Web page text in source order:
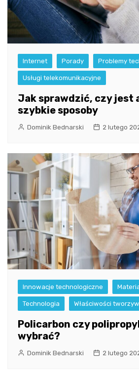
Internet Porady Problemy
Usługi telekomunikacyjne
Jak sprawdzić, czy jest
szybkie sposoby
Dominik Bednarski 2 lutego
Innowacje technologiczne
Technologia Właściwości
Policarbon czy
wybrać?
Dominik Bednarski 2 lutego